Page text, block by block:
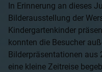
In Erinnerung an dieses
Bilderausstellung der
Kindergartenkinder
konnten die Besucher
Bilderpräsentationen
eine kleine Zeitreise